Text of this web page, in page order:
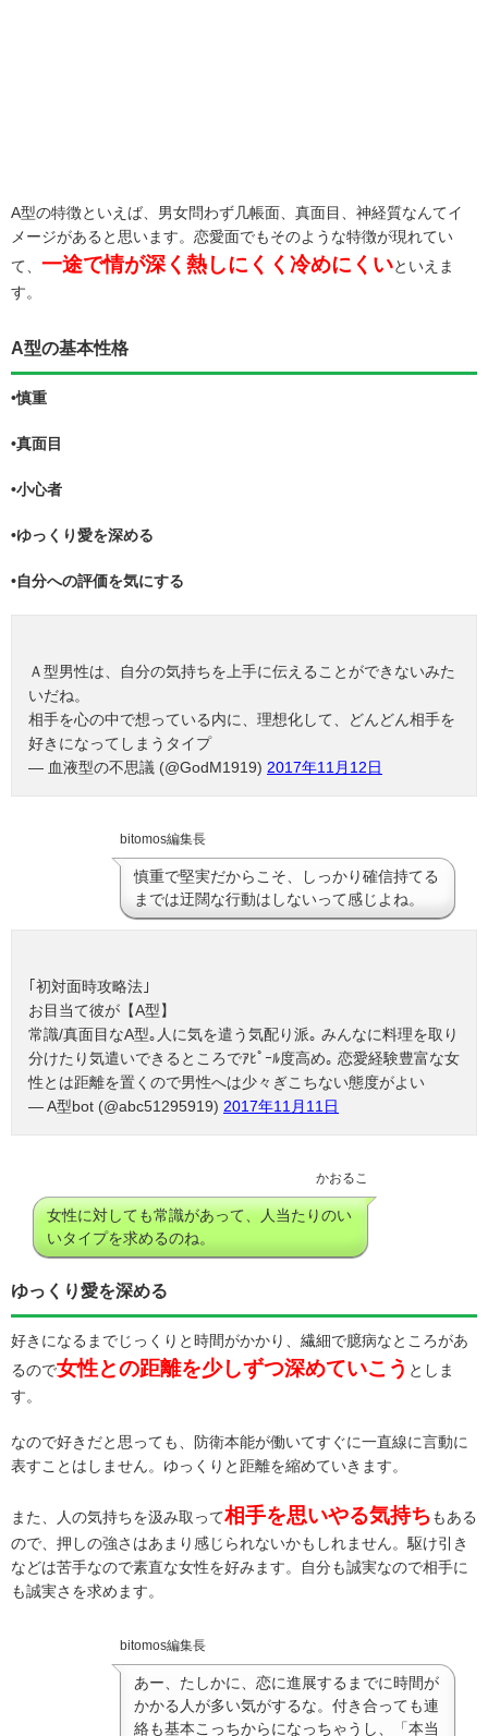
A型の特徴といえば、男女問わず几帳面、真面目、神経質なんてイ
メージがあると思います。恋愛面でもそのような特徴が現れてい
て、 一途で情が深く熱しにくく冷めにくいといえま
す。
A型の基本性格
•慎重
•真面目
•小心者
•ゆっくり愛を深める
•自分への評価を気にする
Ａ型男性は、自分の気持ちを上手に伝えることができないみた
いだね。
相手を心の中で想っている内に、理想化して、どんどん相手を
好きになってしまうタイプ
— 血液型の不思議 (@GodM1919) 2017年11月12日
bitomos編集長
慎重で堅実だからこそ、しっかり確信持てる
までは迂闊な行動はしないって感じよね。
｢初対面時攻略法｣
お目当て彼が【A型】
常識/真面目なA型｡人に気を遣う気配り派｡ みんなに料理を取り
分けたり気遣いできるところでｱﾋﾟｰﾙ度高め｡ 恋愛経験豊富な女
性とは距離を置くので男性へは少々ぎこちない態度がよい
— A型bot (@abc51295919) 2017年11月11日
かおるこ
女性に対しても常識があって、人当たりのい
いタイプを求めるのね。
ゆっくり愛を深める
好きになるまでじっくりと時間がかかり、繊細で臆病なところがあ
るので女性との距離を少しずつ深めていこう としま
す。
なので好きだと思っても、防衛本能が働いてすぐに一直線に言動に
表すことはしません。ゆっくりと距離を縮めていきます。
また、人の気持ちを汲み取って相手を思いやる気持ちもある
ので、押しの強さはあまり感じられないかもしれません。駆け引き
などは苦手なので素直な女性を好みます。自分も誠実なので相手に
も誠実さを求めます。
bitomos編集長
あー、たしかに、恋に進展するまでに時間が
かかる人が多い気がするな。付き合っても連
絡も基本こっちからになっちゃうし、「本当